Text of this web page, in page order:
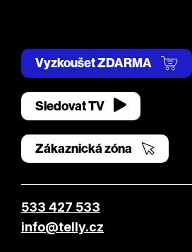
Vyzkoušet ZDARMA
Sledovat TV
Zákaznická zóna
533 427 533
info@telly.cz